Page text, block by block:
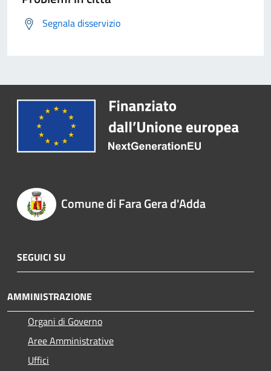
Segnala disservizio
Comune di Fara Gera d'Adda
SEGUICI SU
AMMINISTRAZIONE
Organi di Governo
Aree Amministrative
Uffici